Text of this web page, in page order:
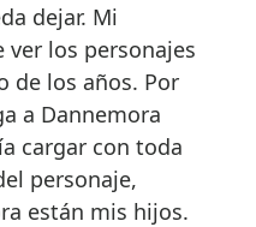
dejar. Mi
ver los personajes
de los años. Por
a Dannemora
cargar con toda
personaje,
están mis hijos.